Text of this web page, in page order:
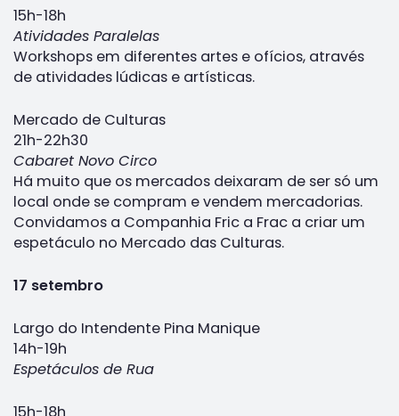
15h-18h
Atividades Paralelas
Workshops em diferentes artes e ofícios, através
de atividades lúdicas e artísticas.
Mercado de Culturas
21h-22h30
Cabaret Novo Circo
Há muito que os mercados deixaram de ser só um
local onde se compram e vendem mercadorias.
Convidamos a Companhia Fric a Frac a criar um
espetáculo no Mercado das Culturas.
17 setembro
Largo do Intendente Pina Manique
14h-19h
Espetáculos de Rua
15h-18h